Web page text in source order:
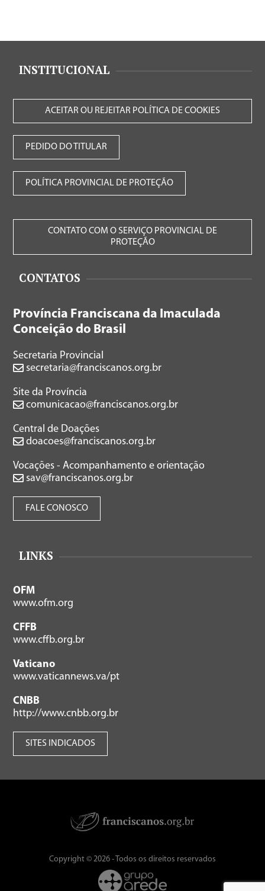
INSTITUCIONAL
ACEITAR OU REJEITAR POLÍTICA DE COOKIES
PEDIDO DO TITULAR
POLÍTICA PROVINCIAL DE PROTEÇÃO
CONTATO COM O SERVIÇO PROVINCIAL DE
PROTEÇÃO
CONTATOS
Província Franciscana da Imaculada
Conceição do Brasil
Secretaria Provincial
secretaria@franciscanos.org.br
Site da Província
comunicacao@franciscanos.org.br
Central de Doações
doacoes@franciscanos.org.br
Vocações - Acompanhamento e orientação
sav@franciscanos.org.br
FALE CONOSCO
LINKS
OFM
www.ofm.org
CFFB
www.cffb.org.br
Vaticano
www.vaticannews.va/pt
CNBB
http://www.cnbb.org.br
SITES INDICADOS
Copyright © 2026 - Todos os direitos reservados